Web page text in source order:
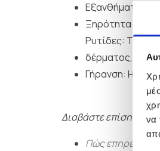
να
Εξανθήματα και
Ξηρότητα: Η
Ρυτίδες: Το
δέρματος,
Γήρανση: Η
Διαβάστε επίσης:
Πώς επηρεάζει